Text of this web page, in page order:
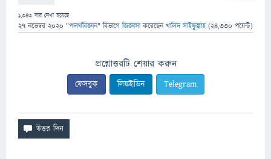
1,343 বার দেখা হয়েছে
27 নভেম্বর 2020 "পদার্থবিজ্ঞান" বিভাগে জিজ্ঞাসাকরেছেনখালিদ সাইফুল্লাহ (24,330 পয়েন্ট)
প্রশ্নোত্তরটি শেয়ার করুন
ফেসবুক লিঙ্কইডিন Telegram